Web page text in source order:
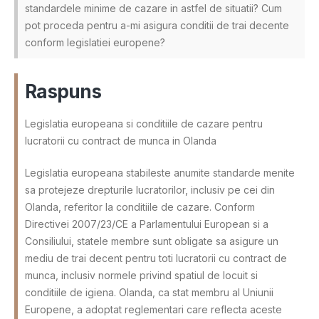
standardele minime de cazare in astfel de situatii? Cum
pot proceda pentru a-mi asigura conditii de trai decente
conform legislatiei europene?
Raspuns
Legislatia europeana si conditiile de cazare pentru
lucratorii cu contract de munca in Olanda
Legislatia europeana stabileste anumite standarde menite
sa protejeze drepturile lucratorilor, inclusiv pe cei din
Olanda, referitor la conditiile de cazare. Conform
Directivei 2007/23/CE a Parlamentului European si a
Consiliului, statele membre sunt obligate sa asigure un
mediu de trai decent pentru toti lucratorii cu contract de
munca, inclusiv normele privind spatiul de locuit si
conditiile de igiena. Olanda, ca stat membru al Uniunii
Europene, a adoptat reglementari care reflecta aceste